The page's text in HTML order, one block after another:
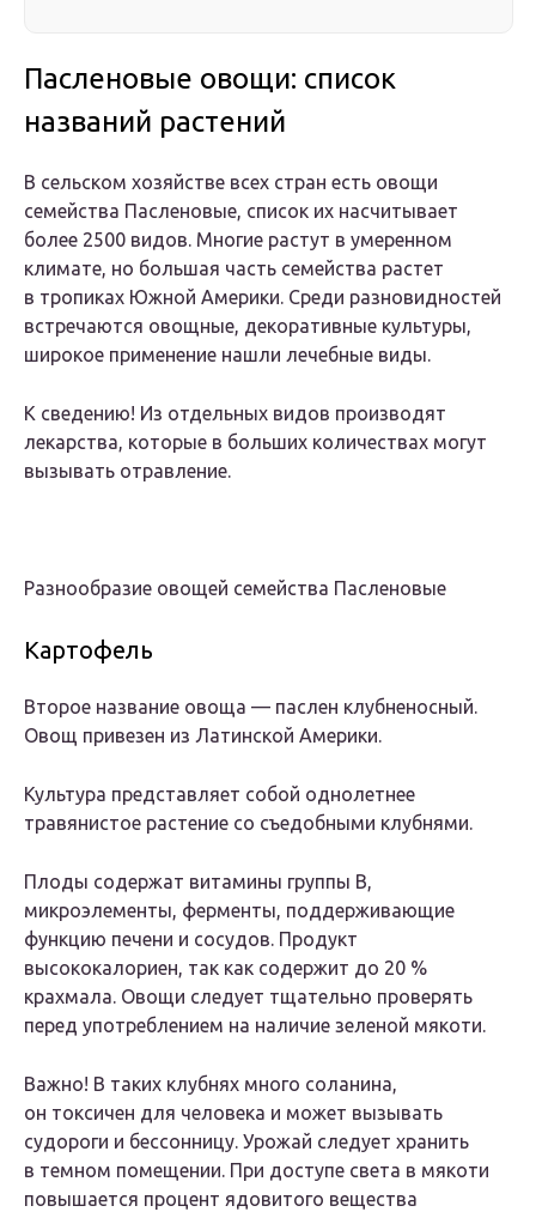
Пасленовые овощи: список
названий растений
В сельском хозяйстве всех стран есть овощи
семейства Пасленовые, список их насчитывает
более 2500 видов. Многие растут в умеренном
климате, но большая часть семейства растет
в тропиках Южной Америки. Среди разновидностей
встречаются овощные, декоративные культуры,
широкое применение нашли лечебные виды.
К сведению! Из отдельных видов производят
лекарства, которые в больших количествах могут
вызывать отравление.
Разнообразие овощей семейства Пасленовые
Картофель
Второе название овоща — паслен клубненосный.
Овощ привезен из Латинской Америки.
Культура представляет собой однолетнее
травянистое растение со съедобными клубнями.
Плоды содержат витамины группы В,
микроэлементы, ферменты, поддерживающие
функцию печени и сосудов. Продукт
высококалориен, так как содержит до 20 %
крахмала. Овощи следует тщательно проверять
перед употреблением на наличие зеленой мякоти.
Важно! В таких клубнях много соланина,
он токсичен для человека и может вызывать
судороги и бессонницу. Урожай следует хранить
в темном помещении. При доступе света в мякоти
повышается процент ядовитого вещества